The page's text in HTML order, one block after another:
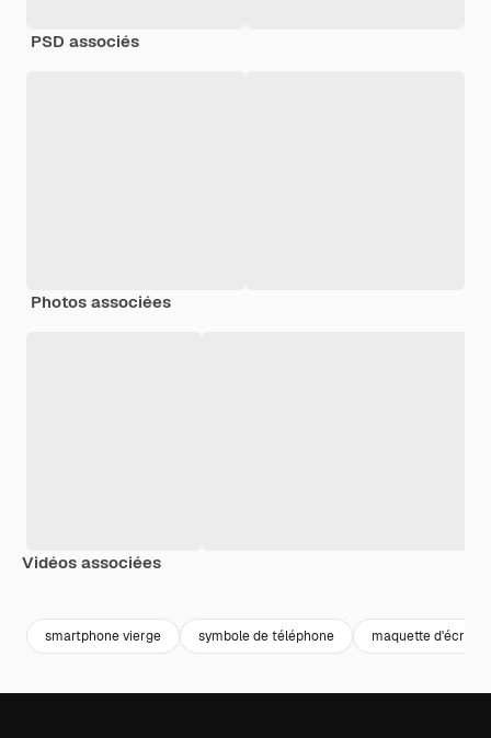
PSD associés
Photos associées
Vidéos associées
smartphone vierge symbole de téléphone maquette d'écran